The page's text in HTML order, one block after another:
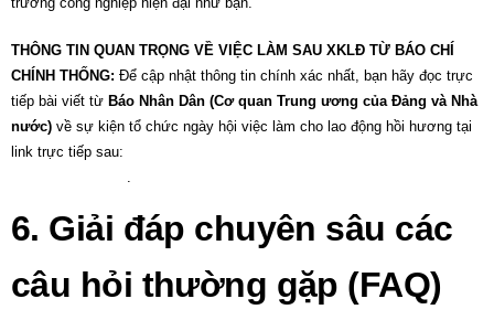
THÔNG TIN QUAN TRỌNG VỀ VIỆC LÀM SAU XKLĐ TỪ BÁO CHÍ
CHÍNH THỐNG: Để cập nhật thông tin chính xác nhất, bạn hãy đọc trực
tiếp bài viết từ Báo Nhân Dân (Cơ quan Trung ương của Đảng và Nhà
nước) về sự kiện tổ chức ngày hội việc làm cho lao động hồi hương tại
link trực tiếp sau:
.
6. Giải đáp chuyên sâu các
câu hỏi thường gặp (FAQ)